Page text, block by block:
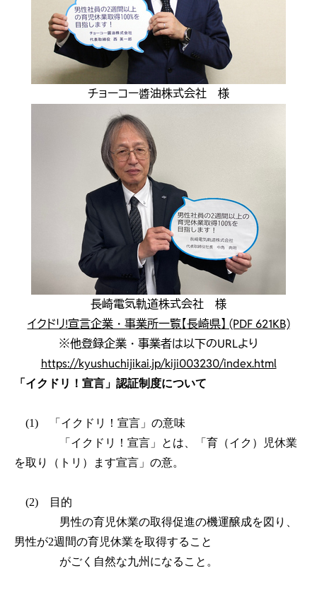
チョーコー醬油株式会社 様
長崎電気軌道株式会社 様
イクドリ!宣言企業・事業所一覧【長崎県】 (PDF 621KB)
※他登録企業・事業者は以下のURLより
https://kyushuchijikai.jp/kiji003230/index.html
「イクドリ！宣言」認証制度について
(1) 「イクドリ！宣言」の意味
「イクドリ！宣言」とは、「育（イク）児休業
を取り（トリ）ます宣言」の意。
(2) 目的
男性の育児休業の取得促進の機運醸成を図り、
男性が2週間の育児休業を取得すること
がごく自然な九州になること。